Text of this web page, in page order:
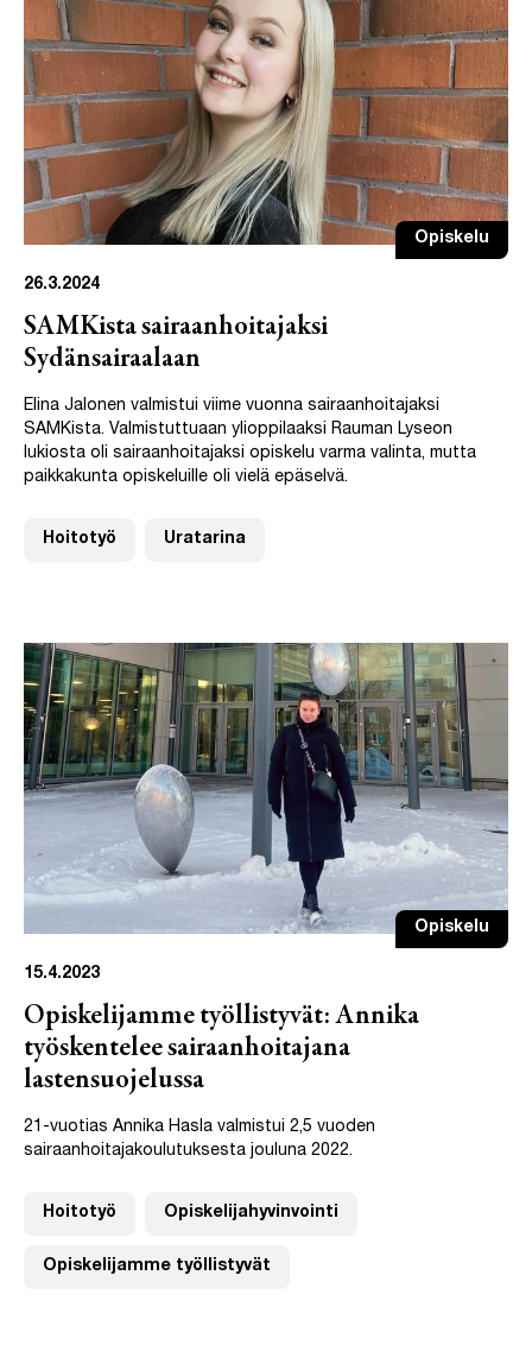
Opiskelu
26.3.2024
SAMKista sairaanhoitajaksi
Sydänsairaalaan
Elina Jalonen valmistui viime vuonna sairaanhoitajaksi
SAMKista. Valmistuttuaan ylioppilaaksi Rauman Lyseon
lukiosta oli sairaanhoitajaksi opiskelu varma valinta, mutta
paikkakunta opiskeluille oli vielä epäselvä.
Hoitotyö Uratarina
Opiskelu
15.4.2023
Opiskelijamme työllistyvät: Annika
työskentelee sairaanhoitajana
lastensuojelussa
21-vuotias Annika Hasla valmistui 2,5 vuoden
sairaanhoitajakoulutuksesta jouluna 2022.
Hoitotyö Opiskelijahyvinvointi
Opiskelijamme työllistyvät